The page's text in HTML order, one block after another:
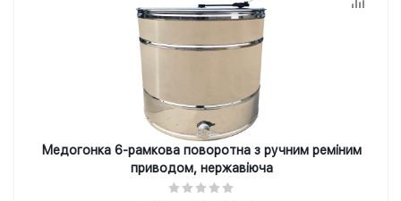
Медогонка 6-рамкова поворотна з ручним реміним
приводом, нержавіюча